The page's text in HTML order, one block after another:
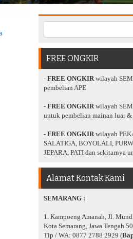
FREE ONGKIR
- FREE ONGKIRwilayah
pembelian APE
- FREE ONGKIRwilayah
untuk pembelian mainan luar
- FREE ONGKIRwilayah
SALATIGA, BOYOLALI,
JEPARA, PATI dan sekitarnya
Alamat Kontak Kami
SEMARANG :
1. Kampoeng Amanah, Jl.
Kota Semarang, Jawa Tengah
Tlp / WA: 0877 2788 2929 (